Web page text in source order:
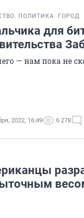
ПОЛИТИКА ГОРОД
для
— нам пока не
2022, 16:49 6 278